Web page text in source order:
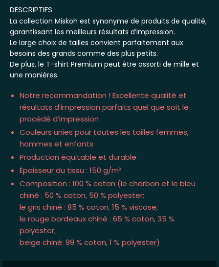
DESCRIPTIFS
La collection Miskoh est synonyme de produits de qualité,
garantissant les meilleurs résultats d’impression.
Le large choix de tailles convient parfaitement aux
besoins des grands comme des plus petits.
De plus, le T-shirt Premium peut être assorti de mille et
une manières.
Notre recommandation ! Excellente qualité et
résultats d’impression parfaits quel que soit le
procédé d’impression
Couleurs unies pour toutes les tailles femmes,
hommes et enfants
Production équitable et durable
Épaisseur du tissu : 150 g/m²
Composition : 100 % coton (le charbon et le bleu
chiné : 50 % coton, 50 % polyester;
le gris chiné : 85 % coton, 15 % viscose;
le rouge bordeaux chiné : 65 % coton, 35 %
polyester;
beige chiné: 99 % coton, 1 % polyester)